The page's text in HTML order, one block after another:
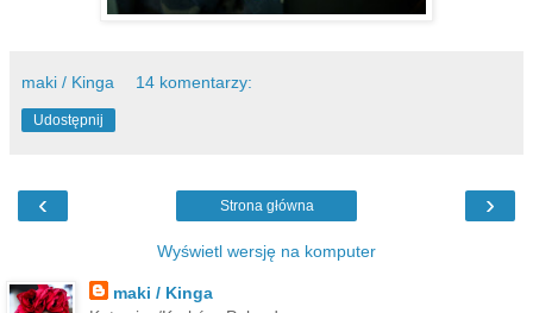
maki / Kinga 14 komentarzy:
Udostępnij
‹ ›
Strona główna
Wyświetl wersję na komputer
maki / Kinga